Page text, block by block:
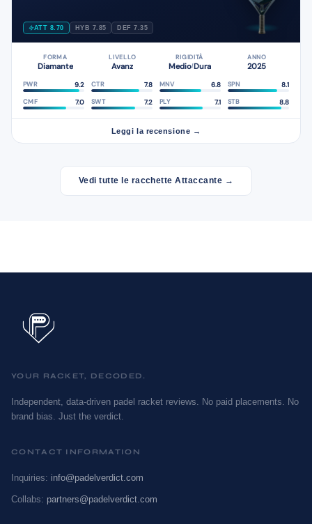
ATT 8.70 HYB 7.85 DEF 7.35
FORMA
Diamante
LIVELLO
Avanz
RIGIDITÀ
Medio/Dura
ANNO
2025
PWR 9.2 CTR 7.8 MNV 6.8 SPN 8.1
CMF 7.0 SWT 7.2 PLY 7.1 STB 8.8
Leggi la recensione →
Vedi tutte le racchette Attaccante →
YOUR RACKET, DECODED.
Independent, data-driven padel racket reviews. No paid placements. No
brand bias. Just the verdict.
CONTACT INFORMATION
Inquiries: info@padelverdict.com
Collabs: partners@padelverdict.com